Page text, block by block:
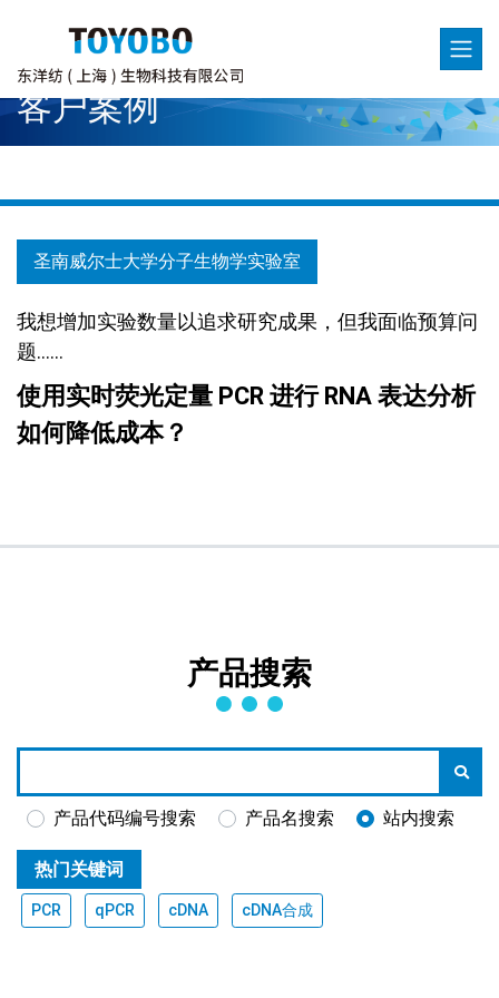
客户案例
圣南威尔士大学分子生物学实验室
我想增加实验数量以追求研究成果，但我面临预算问
题......
使用实时荧光定量 PCR 进行 RNA 表达分析
如何降低成本？
产品搜索
产品代码编号搜索 产品名搜索 站内搜索
热门关键词
PCR qPCR cDNA cDNA合成